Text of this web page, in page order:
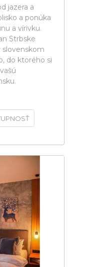
jazera a
a ponúka
a vírivku.
Strbske
slovenskom
do ktorého si